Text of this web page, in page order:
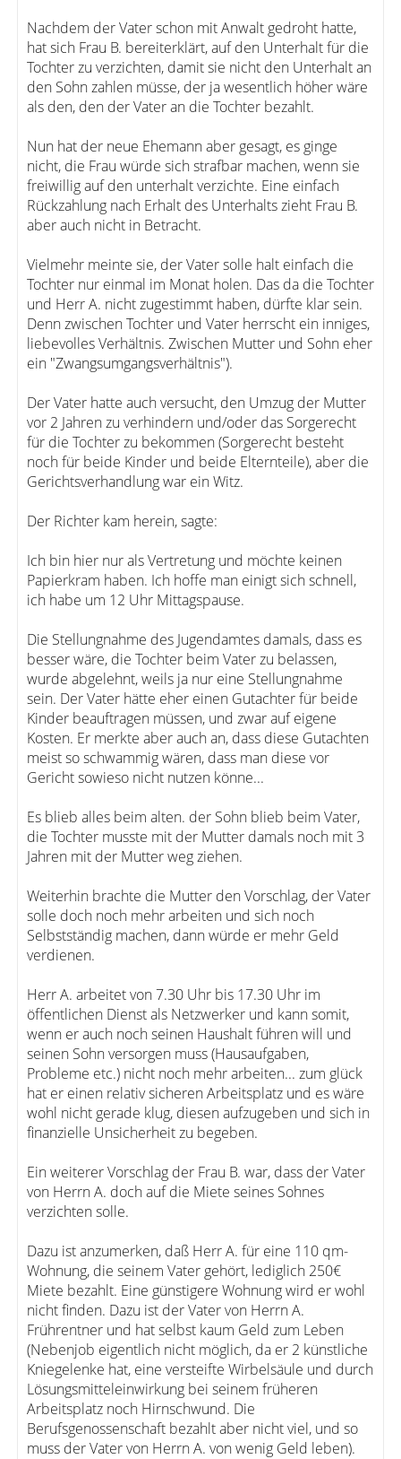
Nachdem der Vater schon mit Anwalt gedroht hatte,
hat sich Frau B. bereiterklärt, auf den Unterhalt für die
Tochter zu verzichten, damit sie nicht den Unterhalt an
den Sohn zahlen müsse, der ja wesentlich höher wäre
als den, den der Vater an die Tochter bezahlt.
Nun hat der neue Ehemann aber gesagt, es ginge
nicht, die Frau würde sich strafbar machen, wenn sie
freiwillig auf den unterhalt verzichte. Eine einfach
Rückzahlung nach Erhalt des Unterhalts zieht Frau B.
aber auch nicht in Betracht.
Vielmehr meinte sie, der Vater solle halt einfach die
Tochter nur einmal im Monat holen. Das da die Tochter
und Herr A. nicht zugestimmt haben, dürfte klar sein.
Denn zwischen Tochter und Vater herrscht ein inniges,
liebevolles Verhältnis. Zwischen Mutter und Sohn eher
ein "Zwangsumgangsverhältnis").
Der Vater hatte auch versucht, den Umzug der Mutter
vor 2 Jahren zu verhindern und/oder das Sorgerecht
für die Tochter zu bekommen (Sorgerecht besteht
noch für beide Kinder und beide Elternteile), aber die
Gerichtsverhandlung war ein Witz.
Der Richter kam herein, sagte:
Ich bin hier nur als Vertretung und möchte keinen
Papierkram haben. Ich hoffe man einigt sich schnell,
ich habe um 12 Uhr Mittagspause.
Die Stellungnahme des Jugendamtes damals, dass es
besser wäre, die Tochter beim Vater zu belassen,
wurde abgelehnt, weils ja nur eine Stellungnahme
sein. Der Vater hätte eher einen Gutachter für beide
Kinder beauftragen müssen, und zwar auf eigene
Kosten. Er merkte aber auch an, dass diese Gutachten
meist so schwammig wären, dass man diese vor
Gericht sowieso nicht nutzen könne...
Es blieb alles beim alten. der Sohn blieb beim Vater,
die Tochter musste mit der Mutter damals noch mit 3
Jahren mit der Mutter weg ziehen.
Weiterhin brachte die Mutter den Vorschlag, der Vater
solle doch noch mehr arbeiten und sich noch
Selbstständig machen, dann würde er mehr Geld
verdienen.
Herr A. arbeitet von 7.30 Uhr bis 17.30 Uhr im
öffentlichen Dienst als Netzwerker und kann somit,
wenn er auch noch seinen Haushalt führen will und
seinen Sohn versorgen muss (Hausaufgaben,
Probleme etc.) nicht noch mehr arbeiten... zum glück
hat er einen relativ sicheren Arbeitsplatz und es wäre
wohl nicht gerade klug, diesen aufzugeben und sich in
finanzielle Unsicherheit zu begeben.
Ein weiterer Vorschlag der Frau B. war, dass der Vater
von Herrn A. doch auf die Miete seines Sohnes
verzichten solle.
Dazu ist anzumerken, daß Herr A. für eine 110 qm-
Wohnung, die seinem Vater gehört, lediglich 250€
Miete bezahlt. Eine günstigere Wohnung wird er wohl
nicht finden. Dazu ist der Vater von Herrn A.
Frührentner und hat selbst kaum Geld zum Leben
(Nebenjob eigentlich nicht möglich, da er 2 künstliche
Kniegelenke hat, eine versteifte Wirbelsäule und durch
Lösungsmitteleinwirkung bei seinem früheren
Arbeitsplatz noch Hirnschwund. Die
Berufsgenossenschaft bezahlt aber nicht viel, und so
muss der Vater von Herrn A. von wenig Geld leben).